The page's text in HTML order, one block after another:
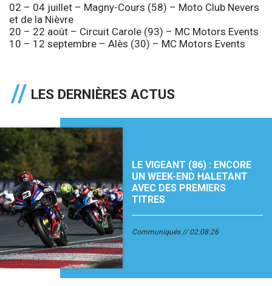
02 – 04 juillet – Magny-Cours (58) – Moto Club Nevers
et de la Nièvre
20 – 22 août – Circuit Carole (93) – MC Motors Events
10 – 12 septembre – Alès (30) – MC Motors Events
LES DERNIÈRES ACTUS
LE VIGEANT (86) : ENCORE
UN WEEK-END HALETANT
AVEC DES PREMIERS
TITRES
Communiqués 02.08.26